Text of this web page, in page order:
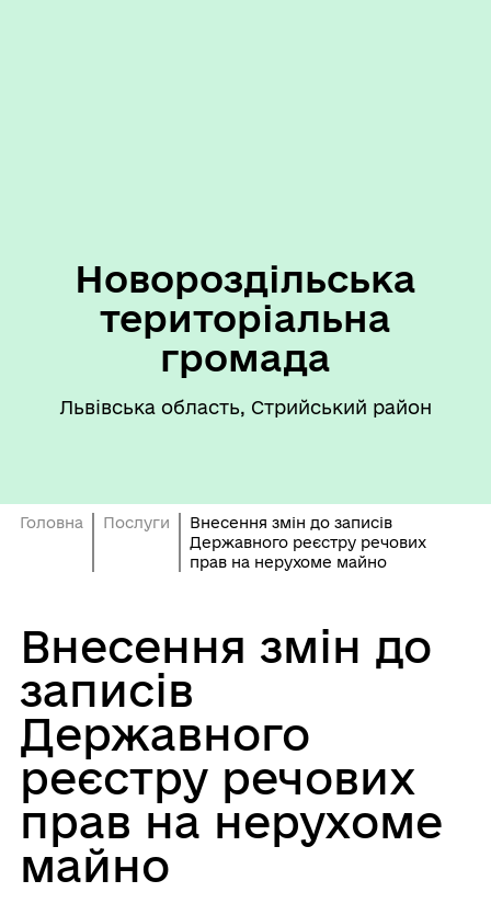
Новороздільська
територіальна
громада
Львівська область, Стрийський район
Головна Послуги
Внесення змін до записів
Державного реєстру речових
прав на нерухоме майно
Внесення змін до
записів
Державного
реєстру речових
прав на нерухоме
майно